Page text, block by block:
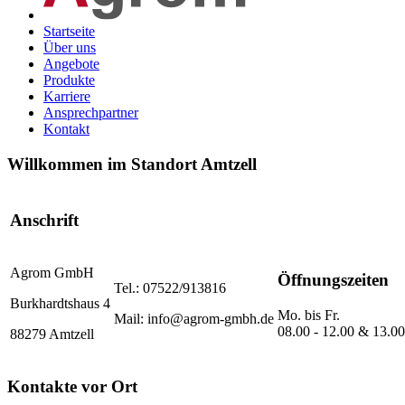
Startseite
Über uns
Angebote
Produkte
Karriere
Ansprechpartner
Kontakt
Willkommen im Standort Amtzell
Anschrift
Agrom GmbH
Burkhardtshaus 4
88279 Amtzell
Tel.: 07522/913816
Mail: info@agrom-gmbh.de
Öffnungszeiten
Mo. bis Fr.
08.00 - 12.00 &
Kontakte vor Ort